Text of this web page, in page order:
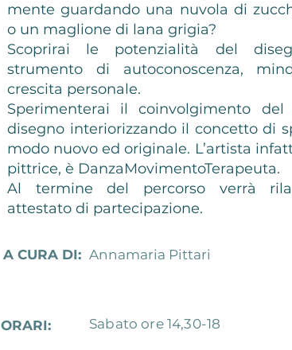
mente guardando una nuvola di
o un maglione di lana grigia?
Scoprirai le potenzialità del
strumento di autoconoscenza,
crescita personale.
Sperimenterai il coinvolgimento del
disegno interiorizzando il concetto di
modo nuovo ed originale. L’artista
pittrice, è DanzaMovimentoTerapeuta.
Al termine del percorso verrà
attestato di partecipazione.
A CURA DI: Annamaria Pittari
ORARI: Sabato ore 14,30-18